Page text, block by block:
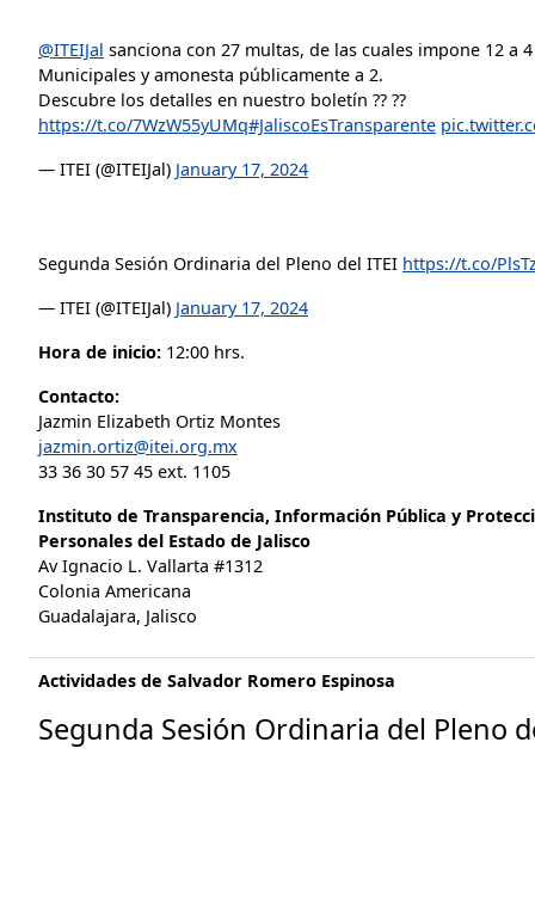
@ITEIJal sanciona con 27 multas, de las cuales impone 12 a
Municipales y amonesta públicamente a 2.
Descubre los detalles en nuestro boletín ?? ??
https://t.co/7WzW55yUMq#JaliscoEsTransparente
— ITEI (@ITEIJal) January 17, 2024
Segunda Sesión Ordinaria del Pleno del ITEI https://t.co/
— ITEI (@ITEIJal) January 17, 2024
Hora de inicio: 12:00 hrs.
Contacto:
Jazmin Elizabeth Ortiz Montes
jazmin.ortiz@itei.org.mx
33 36 30 57 45 ext. 1105
Instituto de Transparencia, Información Pública y
Personales del Estado de Jalisco
Av Ignacio L. Vallarta #1312
Colonia Americana
Guadalajara, Jalisco
Actividades de Salvador Romero Espinosa
Segunda Sesión Ordinaria del Pleno